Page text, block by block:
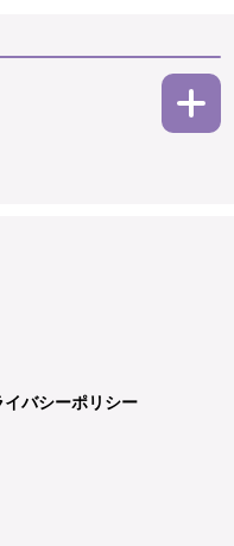
イバシーポリシー